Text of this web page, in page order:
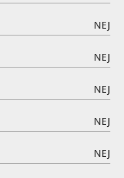
NEJ
NEJ
NEJ
NEJ
NEJ